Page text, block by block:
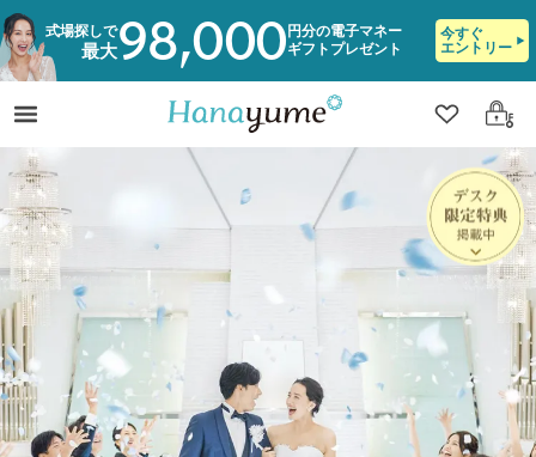
式場探しで
最大98,000 円分の電子マネー
ギフトプレゼント
今すぐ
エントリー
クリップ
ログ